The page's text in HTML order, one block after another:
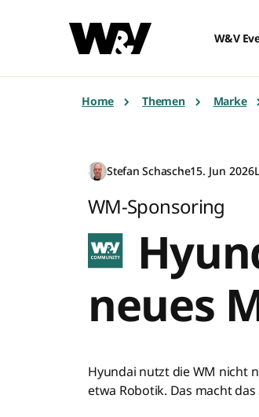
W&V
Home Themen Marke
Stefan Schasche15. Jun 2026
WM-Sponsoring
neues
Hyundai nutzt die WM nicht
etwa Robotik. Das macht